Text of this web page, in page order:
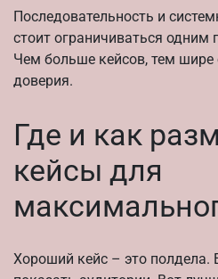
Последовательность и
стоит ограничиваться
Чем больше кейсов, тем
доверия.
Где и как
кейсы для
Хороший кейс – это полдела.